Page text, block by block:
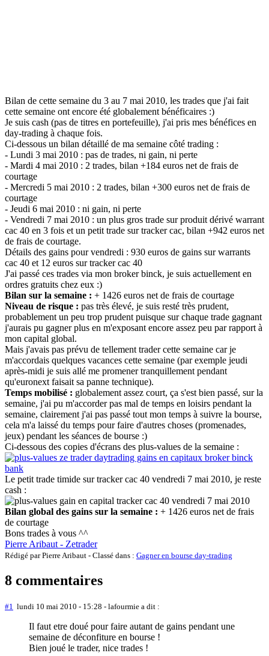
Bilan de cette semaine du 3 au 7 mai 2010, les trades que j'ai fait
cette semaine ont encore été globalement bénéficaires :)
Je suis cash (pas de titres en portefeuille), j'ai pris mes bénéfices en
day-trading à chaque fois.
Ci-dessous un bilan détaillé de ma semaine côté trading :
- Lundi 3 mai 2010 : pas de trades, ni gain, ni perte
- Mardi 4 mai 2010 : 2 trades, bilan +184 euros net de frais de
courtage
- Mercredi 5 mai 2010 : 2 trades, bilan +300 euros net de frais de
courtage
- Jeudi 6 mai 2010 : ni gain, ni perte
- Vendredi 7 mai 2010 : un plus gros trade sur produit dérivé warrant
cac 40 en 3 fois et un petit trade sur tracker cac, bilan +942 euros net
de frais de courtage.
Détails des gains pour vendredi : 930 euros de gains sur warrants
cac 40 et 12 euros sur tracker cac 40
J'ai passé ces trades via mon broker binck, je suis actuellement en
ordres gratuits chez eux :)
Bilan sur la semaine : + 1426 euros net de frais de courtage
Niveau de risque : pas très élevé, je suis resté très prudent,
probablement un peu trop prudent puisque sur chaque trade gagnant
j'aurais pu gagner plus en m'exposant encore assez peu par rapport à
mon capital global.
Mais j'avais pas prévu de tellement trader cette semaine car je
m'accordais quelques vacances cette semaine (par exemple jeudi
après-midi je suis allé me promener tranquillement pendant
qu'euronext faisait sa panne technique).
Temps mobilisé : globalement assez court, ça s'est bien passé, sur la
semaine, j'ai pu m'accorder pas mal de temps en loisirs pendant la
semaine, clairement j'ai pas passé tout mon temps à suivre la bourse,
cela m'a laissé du temps pour faire d'autres choses (promenades,
jeux) pendant les séances de bourse :)
Ci-dessous des copies d'écrans des plus-values de la semaine :
Le petit trade timide sur tracker cac 40 vendredi 7 mai 2010, je reste
cash :
Bilan global des gains sur la semaine : + 1426 euros net de frais
de courtage
Bons trades à vous ^^
Pierre Aribaut - Zetrader
Rédigé par Pierre Aribaut - Classé dans : Gagner en bourse day-trading
8 commentaires
#1 lundi 10 mai 2010 - 15:28 - lafourmie a dit :
Il faut etre doué pour faire autant de gains pendant une
semaine de déconfiture en bourse !
Bien joué le trader, nice trades !